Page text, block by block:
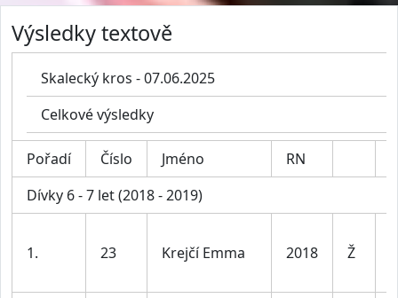
Výsledky textově
Skalecký kros - 07.06.2025
Celkové výsledky
Pořadí Číslo Jméno RN
Dívky 6 - 7 let (2018 - 2019)
1. 23 Krejčí Emma 2018 Ž